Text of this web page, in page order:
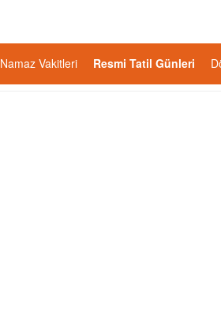
Namaz Vakitleri Resmi Tatil Günleri